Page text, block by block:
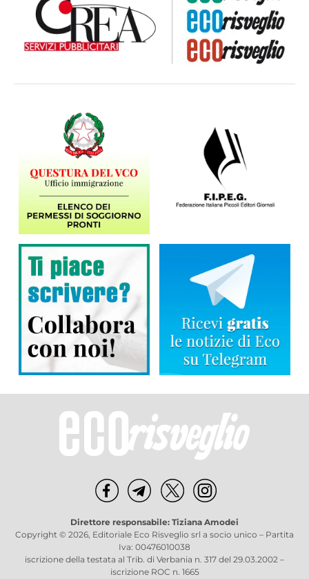
Direttore responsabile: Tiziana Amodei
Copyright © 2026, Editoriale Eco Risveglio srl a socio unico – Partita
Iva: 00476010038
iscrizione della testata al Trib. di Verbania n. 317 del 29.03.2002 –
iscrizione ROC n. 1665